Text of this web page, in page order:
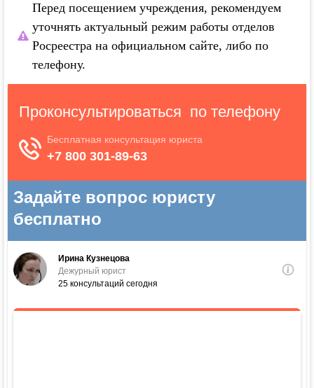
Перед посещением учреждения, рекомендуем
уточнять актуальный режим работы отделов
Росреестра на официальном сайте, либо по
телефону.